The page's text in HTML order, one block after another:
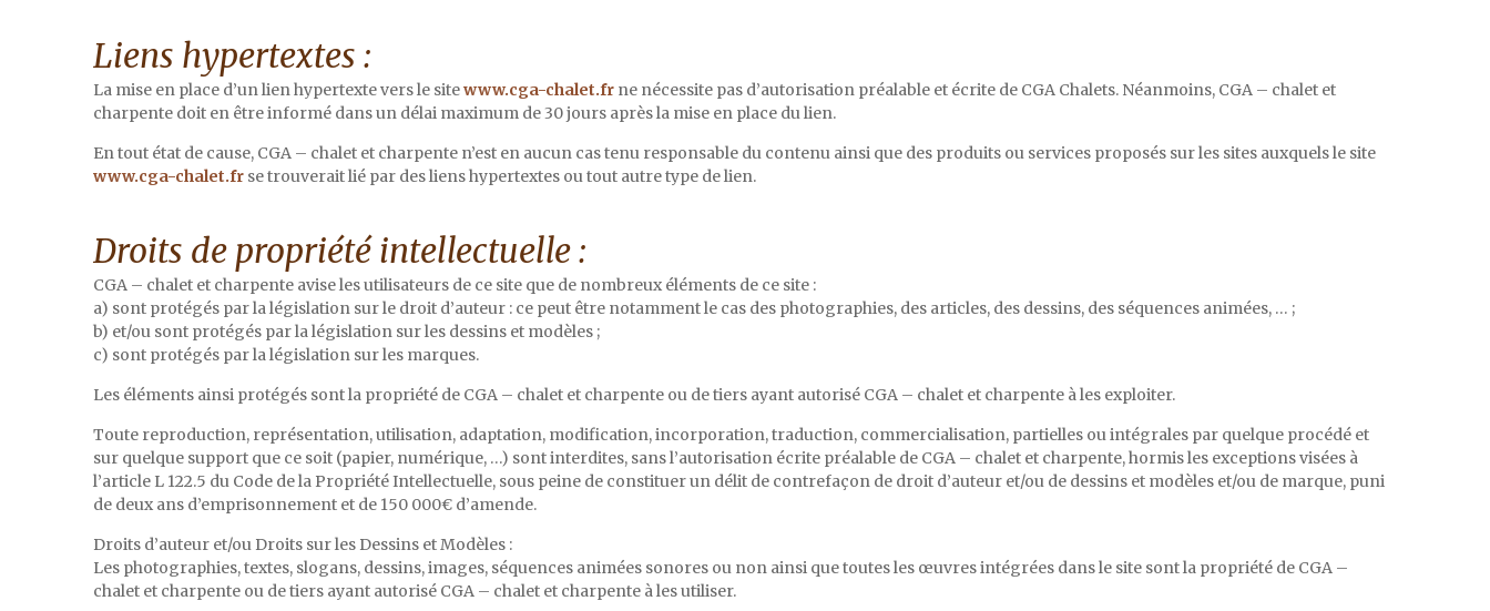
Liens hypertextes :
La mise en place d’un lien hypertexte vers le sitewww.cga-chalet.fr ne nécessite pas d’autorisation préalable et écrite de CGA Chalets. Néanmoins, CGA – chalet et
charpente doit en être informé dans un délai maximum de 30 jours après la mise en place du lien.
En tout état de cause, CGA – chalet et charpente n’est en aucun cas tenu responsable du contenu ainsi que des produits ou services proposés sur les sites auxquels le site
www.cga-chalet.fr se trouverait lié par des liens hypertextes ou tout autre type de lien.
Droits de propriété intellectuelle :
CGA – chalet et charpente avise les utilisateurs de ce site que de nombreux éléments de ce site :
a) sont protégés par la législation sur le droit d’auteur : ce peut être notamment le cas des photographies, des articles, des dessins, des séquences animées, … ;
b) et/ou sont protégés par la législation sur les dessins et modèles ;
c) sont protégés par la législation sur les marques.
Les éléments ainsi protégés sont la propriété de CGA – chalet et charpente ou de tiers ayant autorisé CGA – chalet et charpente à les exploiter.
Toute reproduction, représentation, utilisation, adaptation, modification, incorporation, traduction, commercialisation, partielles ou intégrales par quelque procédé et
sur quelque support que ce soit (papier, numérique, …) sont interdites, sans l’autorisation écrite préalable de CGA – chalet et charpente, hormis les exceptions visées à
l’article L 122.5 du Code de la Propriété Intellectuelle, sous peine de constituer un délit de contrefaçon de droit d’auteur et/ou de dessins et modèles et/ou de marque, puni
de deux ans d’emprisonnement et de 150 000€ d’amende.
Droits d’auteur et/ou Droits sur les Dessins et Modèles :
Les photographies, textes, slogans, dessins, images, séquences animées sonores ou non ainsi que toutes les œuvres intégrées dans le site sont la propriété de CGA –
chalet et charpente ou de tiers ayant autorisé CGA – chalet et charpente à les utiliser.